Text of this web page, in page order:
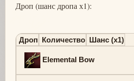
Дроп (шанс дропа х1):
Дроп Количество Шанс (х1)
Elemental Bow